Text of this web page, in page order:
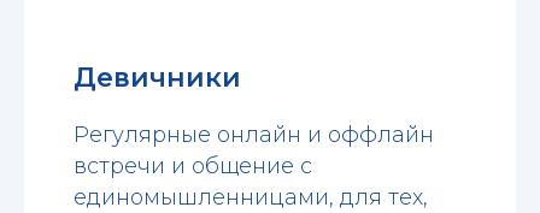
Девичники
Регулярные онлайн и оффлайн
встречи и общение с
единомышленницами, для тех,